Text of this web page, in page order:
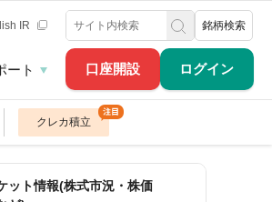
口座開設 ログイン
IR 銘柄検索
ート
クレカ積立
ット情報(株式市況・株価